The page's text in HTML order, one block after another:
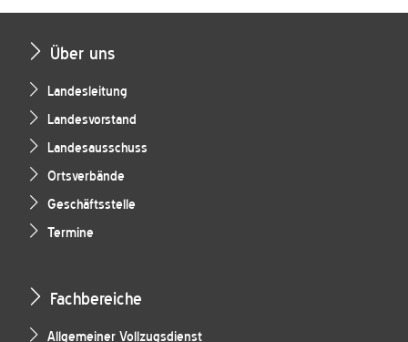
Über uns
Landesleitung
Landesvorstand
Landesausschuss
Ortsverbände
Geschäftsstelle
Termine
Fachbereiche
Allgemeiner Vollzugsdienst